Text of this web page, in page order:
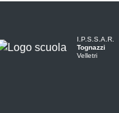
I.P.S.S.A.R.
Tognazzi
Velletri